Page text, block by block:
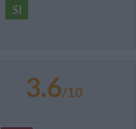
SI
3.6/10